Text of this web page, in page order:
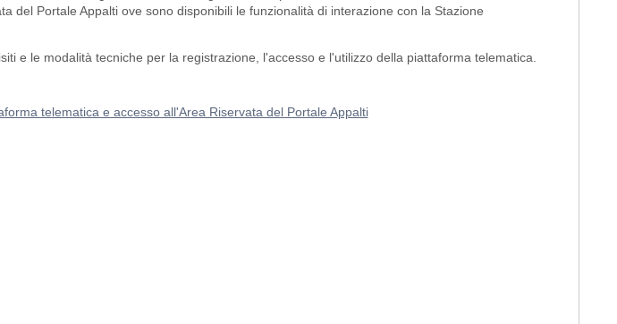
del Portale Appalti ove sono disponibili le funzionalità di interazione con la Stazione
e le modalità tecniche per la registrazione, l'accesso e l'utilizzo della piattaforma telematica.
telematica e accesso all'Area Riservata del Portale Appalti